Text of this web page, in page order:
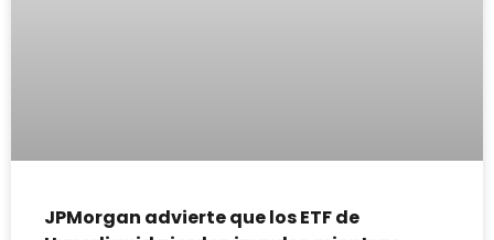
JPMorgan advierte que los ETF de